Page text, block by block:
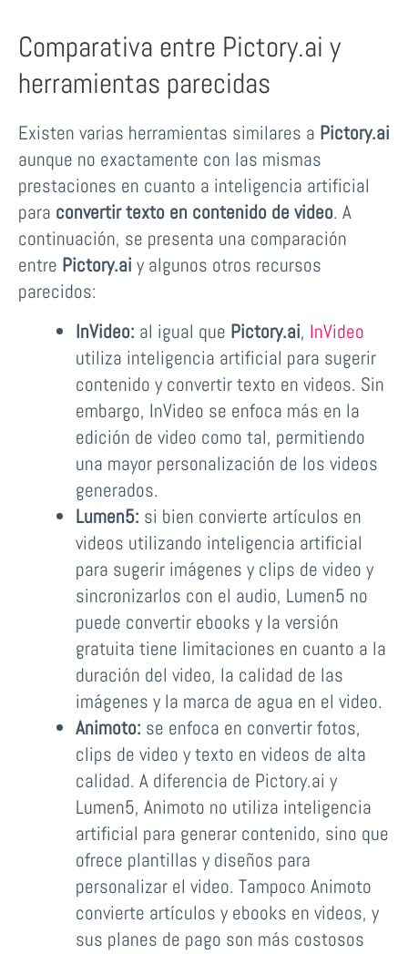
Comparativa entre Pictory.ai y
herramientas parecidas
Existen varias herramientas similares a Pictory.ai
aunque no exactamente con las mismas
prestaciones en cuanto a inteligencia artificial
para convertir texto en contenido de video. A
continuación, se presenta una comparación
entre Pictory.ai y algunos otros recursos
parecidos:
InVideo: al igual que Pictory.ai, InVideo
utiliza inteligencia artificial para sugerir
contenido y convertir texto en videos. Sin
embargo, InVideo se enfoca más en la
edición de video como tal, permitiendo
una mayor personalización de los videos
generados.
Lumen5: si bien convierte artículos en
videos utilizando inteligencia artificial
para sugerir imágenes y clips de video y
sincronizarlos con el audio, Lumen5 no
puede convertir ebooks y la versión
gratuita tiene limitaciones en cuanto a la
duración del video, la calidad de las
imágenes y la marca de agua en el video.
Animoto: se enfoca en convertir fotos,
clips de video y texto en videos de alta
calidad. A diferencia de Pictory.ai y
Lumen5, Animoto no utiliza inteligencia
artificial para generar contenido, sino que
ofrece plantillas y diseños para
personalizar el video. Tampoco Animoto
convierte artículos y ebooks en videos, y
sus planes de pago son más costosos